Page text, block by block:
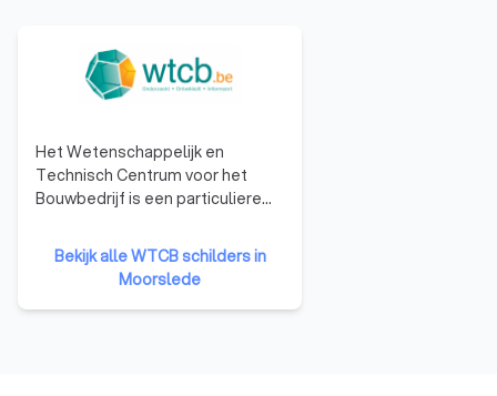
Het Wetenschappelijk en
Technisch Centrum voor het
Bouwbedrijf is een particuliere
in 1960 om het toegepaste
onderzoek in de industrie te
bevorderen en zo het
concurrentievermogen te
Bekijk alle WTCB schilders in
Moorslede